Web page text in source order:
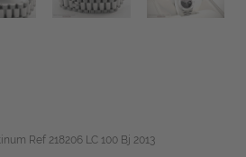
Ref 218206 LC 100 Bj 2013